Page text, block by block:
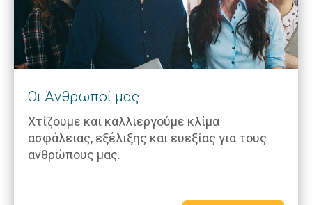
Οι Άνθρωποί μας
Χτίζουμε και καλλιεργούμε κλίμα
ασφάλειας, εξέλιξης και ευεξίας για τους
ανθρώπους μας.